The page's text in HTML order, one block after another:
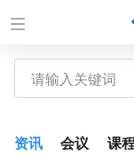
资讯 会议 课